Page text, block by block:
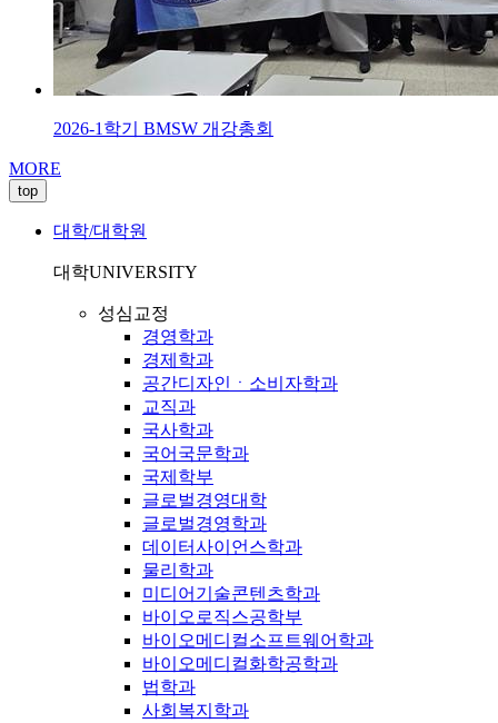
2026-1학기 BMSW 개강총회
MORE
top
대학/대학원
대학UNIVERSITY
성심교정
경영학과
경제학과
공간디자인ㆍ소비자학과
교직과
국사학과
국어국문학과
국제학부
글로벌경영대학
글로벌경영학과
데이터사이언스학과
물리학과
미디어기술콘텐츠학과
바이오로직스공학부
바이오메디컬소프트웨어학과
바이오메디컬화학공학과
법학과
사회복지학과